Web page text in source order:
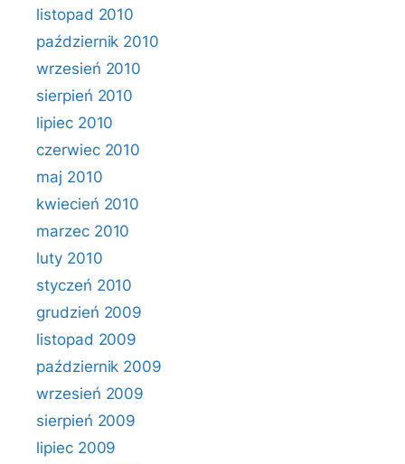
listopad 2010
październik 2010
wrzesień 2010
sierpień 2010
lipiec 2010
czerwiec 2010
maj 2010
kwiecień 2010
marzec 2010
luty 2010
styczeń 2010
grudzień 2009
listopad 2009
październik 2009
wrzesień 2009
sierpień 2009
lipiec 2009